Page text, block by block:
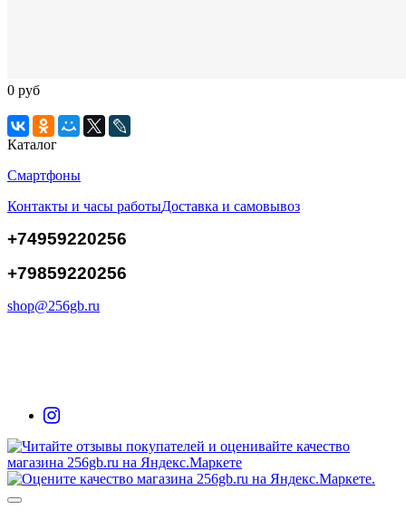
0 руб
Каталог
Смартфоны
Контакты и часы работыДоставка и самовывоз
+74959220256
+79859220256
shop@256gb.ru